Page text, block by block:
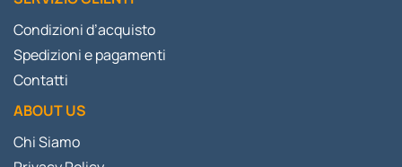
Condizioni d’acquisto
Spedizioni e pagamenti
Contatti
ABOUT US
Chi Siamo